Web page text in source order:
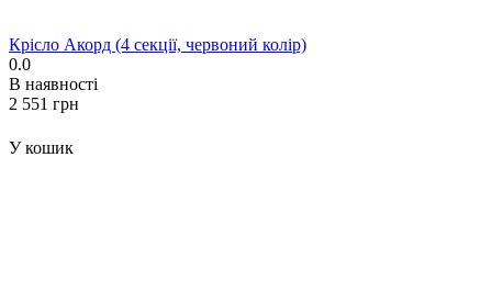
Крісло Акорд (4 секції, червоний колір)
0.0
В наявності
‍2 551‍ грн
У кошик